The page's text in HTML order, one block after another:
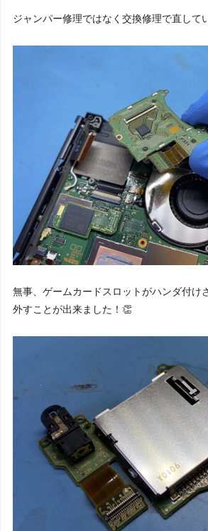
ジャンパー修理ではなく交換修理で直して
無事、ゲームカードスロットがハンダ付け
外すことが出来ました！👏